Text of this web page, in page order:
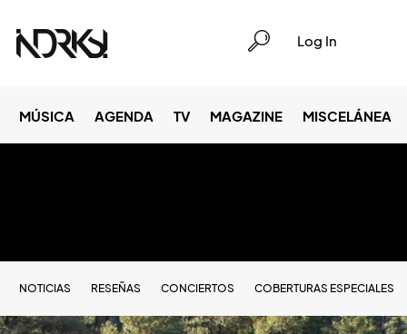
Log In
MÚSICA AGENDA TV MAGAZINE MISCELÁNEA
NOTICIAS RESEÑAS CONCIERTOS COBERTURAS ESPECIALES